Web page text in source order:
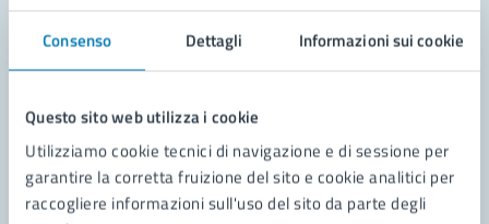
Consenso Dettagli Informazioni sui cookie
Questo sito web utilizza i cookie
Utilizziamo cookie tecnici di navigazione e di sessione per
garantire la corretta fruizione del sito e cookie analitici per
raccogliere informazioni sull'uso del sito da parte degli
Contatta il comune
Leggi le domande frequenti
Richiedi assistenza
Prenota appuntamento